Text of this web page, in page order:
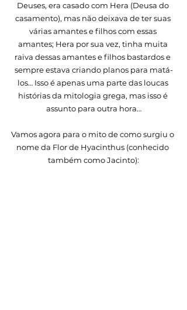
Deuses, era casado com Hera (Deusa do
casamento), mas não deixava de ter suas
várias amantes e filhos com essas
amantes; Hera por sua vez, tinha muita
raiva dessas amantes e filhos bastardos e
sempre estava criando planos para matá-
los… Isso é apenas uma parte das loucas
histórias da mitologia grega, mas isso é
assunto para outra hora…
Vamos agora para o mito de como surgiu o
nome da Flor de Hyacinthus (conhecido
também como Jacinto):